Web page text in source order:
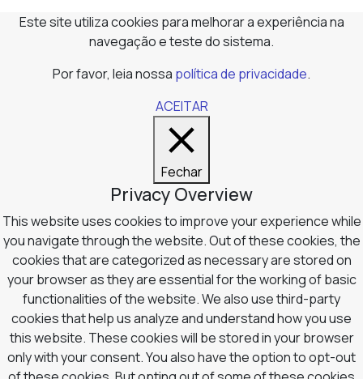
Este site utiliza cookies para melhorar a experiência na
navegação e teste do sistema.
Por favor, leia nossa política de privacidade.
ACEITAR
Fechar
Privacy Overview
This website uses cookies to improve your experience while
you navigate through the website. Out of these cookies, the
cookies that are categorized as necessary are stored on
your browser as they are essential for the working of basic
functionalities of the website. We also use third-party
cookies that help us analyze and understand how you use
this website. These cookies will be stored in your browser
only with your consent. You also have the option to opt-out